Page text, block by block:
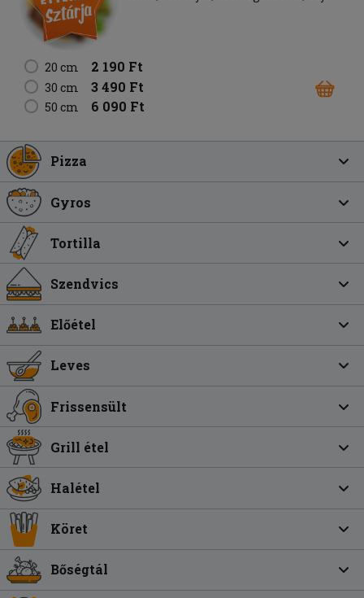
20 cm 2 190 Ft
30 cm 3 490 Ft
50 cm 6 090 Ft
Pizza
Gyros
Tortilla
Szendvics
Előétel
Leves
Frissensült
Grill étel
Halétel
Köret
Bőségtál